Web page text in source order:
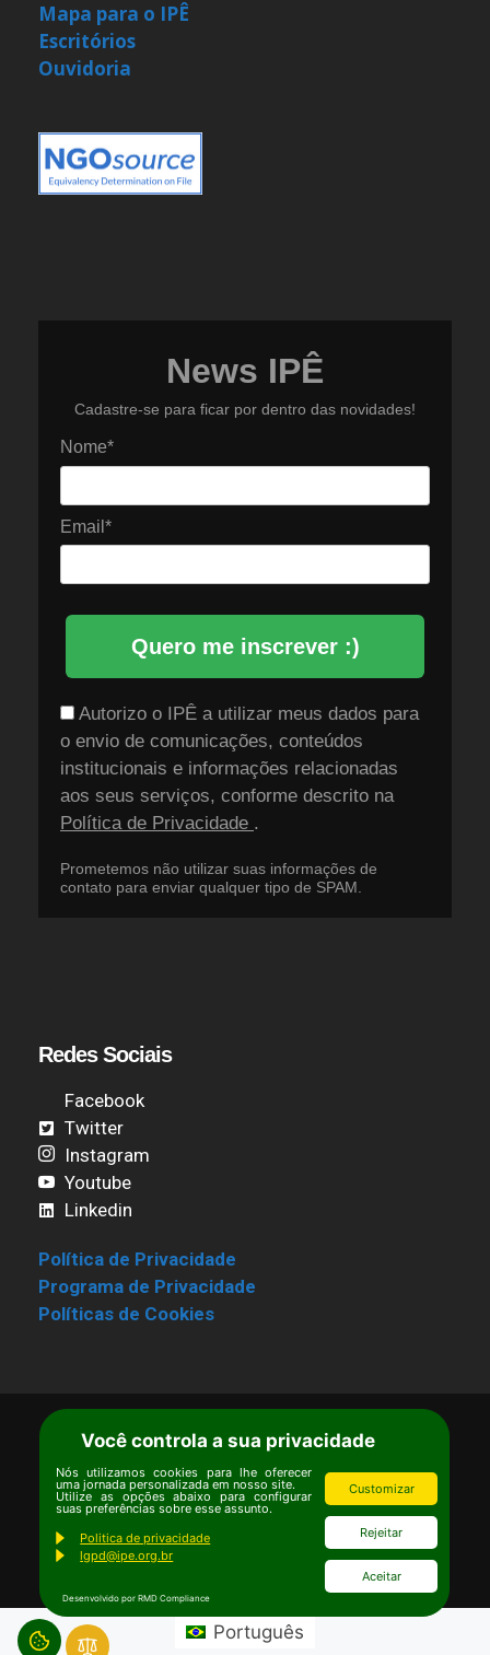
Mapa para o IPÊ
Escritórios
Ouvidoria
News IPÊ
Cadastre-se para ficar por dentro das novidades!
Nome*
Email*
Quero me inscrever :)
Autorizo o IPÊ a utilizar meus dados para
o envio de comunicações, conteúdos
institucionais e informações relacionadas
aos seus serviços, conforme descrito na
Política de Privacidade .
Prometemos não utilizar suas informações de
contato para enviar qualquer tipo de SPAM.
Redes Sociais
Facebook
Twitter
Instagram
Youtube
Linkedin
Política de Privacidade
Programa de Privacidade
Políticas de Cookies
Termos de Uso |Estatuto
Copyright © Ipê – Instituto de Pesquisas
Ecológicas.
Email:
ipe@ipe.org.br
Português
Você controla a sua privacidade
Nós utilizamos cookies para lhe oferecer
uma jornada personalizada em nosso site.
Utilize as opções abaixo para configurar
suas preferências sobre esse assunto.
Politica de privacidade
lgpd@ipe.org.br
Customizar
Rejeitar
Aceitar
Desenvolvido por RMD Compliance